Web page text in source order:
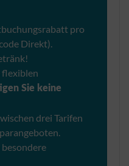
pro
Direkt).
flexiblen
Sie keine
drei Tarifen